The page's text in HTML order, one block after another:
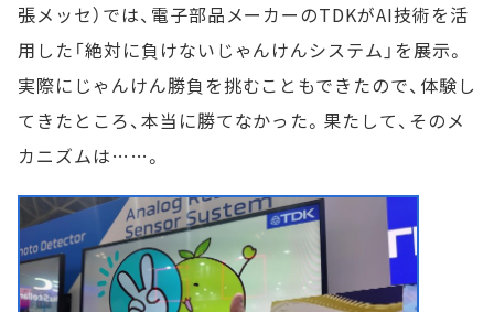
張メッセ）では、電子部品メーカーのTDKがAI技術を活
用した「絶対に負けないじゃんけんシステム」を展示。
実際にじゃんけん勝負を挑むこともできたので、体験し
てきたところ、本当に勝てなかった。果たして、そのメ
カニズムは……。